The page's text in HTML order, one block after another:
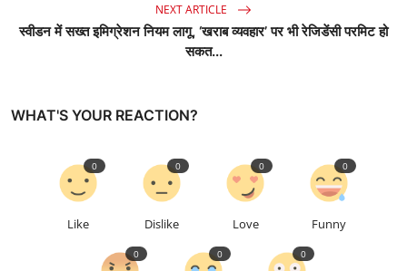
NEXT ARTICLE
स्वीडन में सख्त इमिग्रेशन नियम लागू, ‘खराब व्यवहार’ पर भी रेजिडेंसी परमिट हो
सकत...
WHAT'S YOUR REACTION?
Like
0
Dislike
0
Love
0
Funny
0
0 0 0